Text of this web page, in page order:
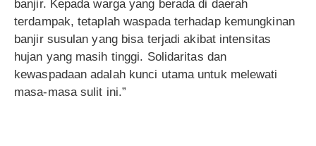
banjir. Kepada warga yang berada di daerah
terdampak, tetaplah waspada terhadap kemungkinan
banjir susulan yang bisa terjadi akibat intensitas
hujan yang masih tinggi. Solidaritas dan
kewaspadaan adalah kunci utama untuk melewati
masa-masa sulit ini.”